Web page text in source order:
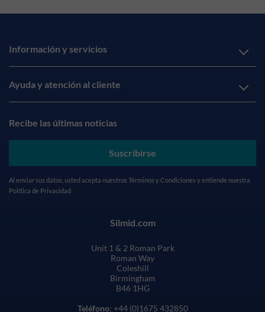
Información y servicios
Ayuda y atención al cliente
Recibe las últimas noticias
Suscribirse
Al enviar sus datos, usted acepta nuestros Términos y Condiciones y entiende nuestra
Política de Privacidad
Silmid.com
Unit 1 & 2 Roman Park
Roman Way
Coleshill
Birmingham
B46 1HG
Teléfono: +44 (0)1675 432850